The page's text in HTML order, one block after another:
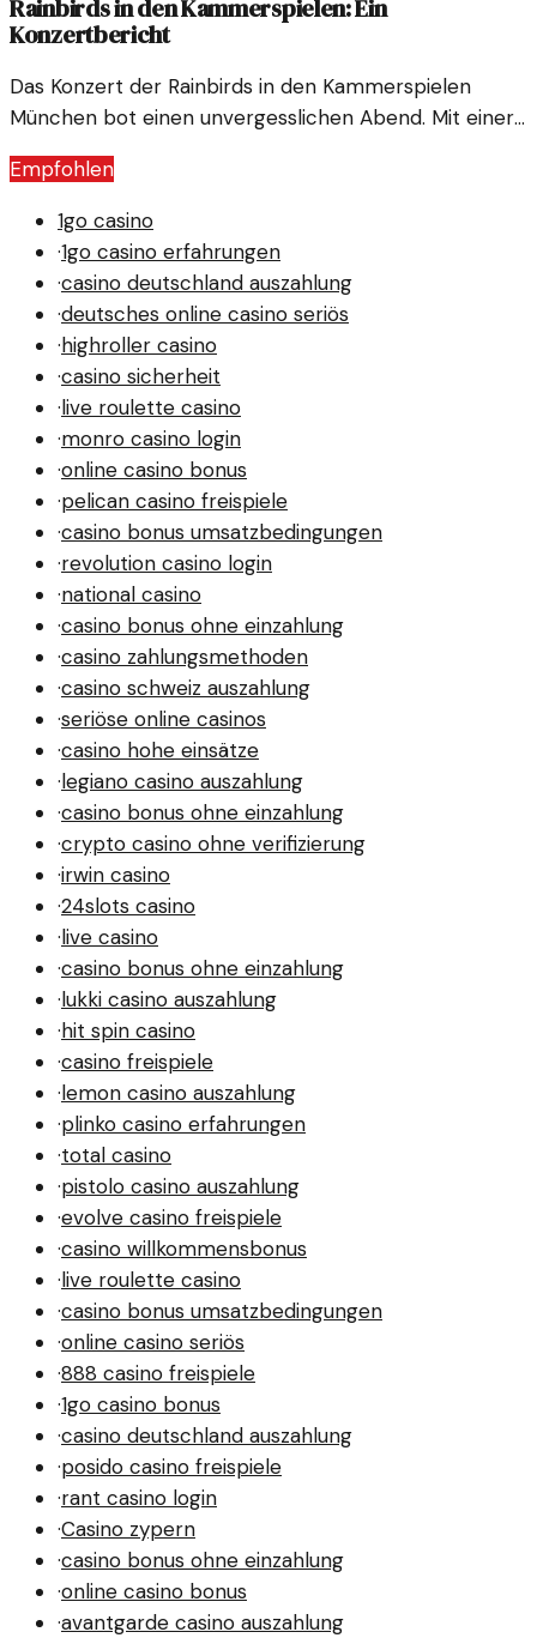
Rainbirds in den Kammerspielen: Ein
Konzertbericht
Das Konzert der Rainbirds in den Kammerspielen
München bot einen unvergesslichen Abend. Mit einer
Mischung aus Melodien und Emotionen begeisterten
sie das Publikum. Hier sind die Highlights des Abends.
Empfohlen
1go casino
·1go casino erfahrungen
·casino deutschland auszahlung
·deutsches online casino seriös
·highroller casino
·casino sicherheit
·live roulette casino
·monro casino login
·online casino bonus
·pelican casino freispiele
·casino bonus umsatzbedingungen
·revolution casino login
·national casino
·casino bonus ohne einzahlung
·casino zahlungsmethoden
·casino schweiz auszahlung
·seriöse online casinos
·casino hohe einsätze
·legiano casino auszahlung
·casino bonus ohne einzahlung
·crypto casino ohne verifizierung
·irwin casino
·24slots casino
·live casino
·casino bonus ohne einzahlung
·lukki casino auszahlung
·hit spin casino
·casino freispiele
·lemon casino auszahlung
·plinko casino erfahrungen
·total casino
·pistolo casino auszahlung
·evolve casino freispiele
·casino willkommensbonus
·live roulette casino
·casino bonus umsatzbedingungen
·online casino seriös
·888 casino freispiele
·1go casino bonus
·casino deutschland auszahlung
·posido casino freispiele
·rant casino login
·Casino zypern
·casino bonus ohne einzahlung
·online casino bonus
·avantgarde casino auszahlung